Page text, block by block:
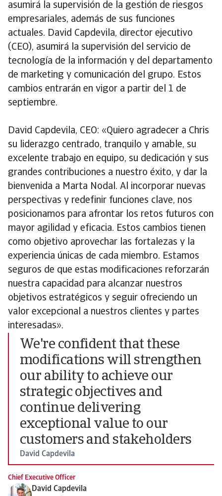
asumirá la supervisión de la gestión de riesgos
empresariales, además de sus funciones
actuales. David Capdevila, director ejecutivo
(CEO), asumirá la supervisión del servicio de
tecnología de la información y del departamento
de marketing y comunicación del grupo. Estos
cambios entrarán en vigor a partir del 1 de
septiembre.
David Capdevila, CEO: «Quiero agradecer a Chris
su liderazgo centrado, tranquilo y amable, su
excelente trabajo en equipo, su dedicación y sus
grandes contribuciones a nuestro éxito, y dar la
bienvenida a Marta Nodal. Al incorporar nuevas
perspectivas y redefinir funciones clave, nos
posicionamos para afrontar los retos futuros con
mayor agilidad y eficacia. Estos cambios tienen
como objetivo aprovechar las fortalezas y la
experiencia únicas de cada miembro. Estamos
seguros de que estas modificaciones reforzarán
nuestra capacidad para alcanzar nuestros
objetivos estratégicos y seguir ofreciendo un
valor excepcional a nuestros clientes y partes
interesadas».
We're confident that these
modifications will strengthen
our ability to achieve our
strategic objectives and
continue delivering
exceptional value to our
customers and stakeholders
David Capdevila
Chief Executive Officer
David Capdevila